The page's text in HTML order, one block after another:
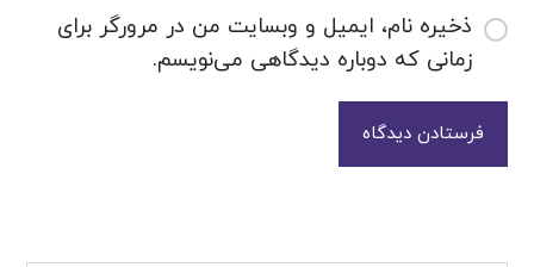
ذخیره نام، ایمیل و وبسایت من در مرورگر برای
زمانی که دوباره دیدگاهی می‌نویسم.
فرستادن دیدگاه